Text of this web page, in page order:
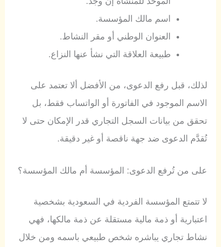
اسم مالك المؤسسة.
العنوان الوطني أو مقر النشاط.
طبيعة العلاقة التي نشأ عنها النزاع.
لذلك، قبل رفع الدعوى، من الأفضل ألا تعتمد على
الاسم الموجود في الفاتورة أو الواتساب فقط، بل
تحقق من بيانات السجل التجاري قدر الإمكان حتى لا
تُقدَّم الدعوى ضد جهة ناقصة أو غير دقيقة.
على من تُرفع الدعوى: المؤسسة أم مالك المؤسسة؟
لا تتمتع المؤسسة الفردية في السعودية بشخصية
اعتبارية أو ذمة مالية مستقلة عن ذمة مالكها، فهي
نشاط تجاري يباشره شخص طبيعي باسمه ومن خلال